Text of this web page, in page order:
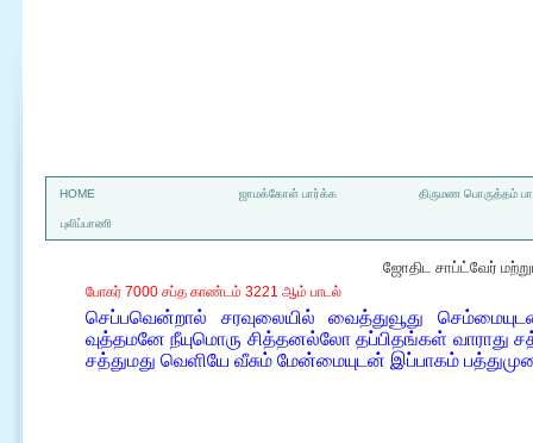
HOME ஜாமக்கோள் பார்க்க திருமண பொருத்தம்
புலிப்பாணி
ஜோதிட சாப்ட்வேர்
போகர் 7000 சப்த காண்டம் 3221 ஆம் பாடல்
செப்பவென்றால் சரவுலையில் வைத்துவூது
வுத்தமனே நீயுமொரு சித்தனல்லோ தப்பிதங்கள் வாராது
சத்துமது வெளியே வீசும் மேன்மையுடன் இப்பாகம்